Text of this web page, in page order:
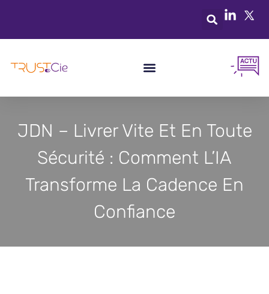
JDN – Livrer Vite Et En Toute
Sécurité : Comment L’IA
Transforme La Cadence En
Confiance